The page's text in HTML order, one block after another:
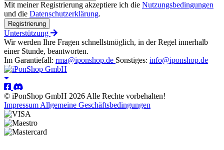
Mit meiner Registrierung akzeptiere ich die Nutzungsbedingungen
und die Datenschutzerklärung.
Registrierung
Unterstützung
Wir werden Ihre Fragen schnellstmöglich, in der Regel innerhalb
einer Stunde, beantworten.
Im Garantiefall: rma@iponshop.de Sonstiges: info@iponshop.de
© iPonShop GmbH 2026 Alle Rechte vorbehalten!
Impressum Allgemeine Geschäftsbedingungen